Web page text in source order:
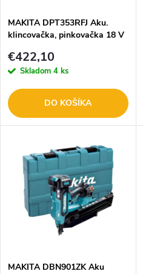
e
p
r
o
s
p
r
o
o
MAKITA DPT353RFJ Aku.
klincovačka, pinkovačka 18 V
€422,10
Skladom 4 ks
DO KOŠÍKA
MAKITA DBN901ZK Aku